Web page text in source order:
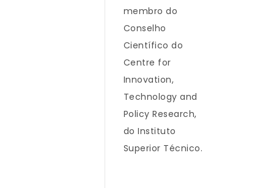
membro do
Conselho
Científico do
Centre for
Innovation,
Technology and
Policy Research,
do Instituto
Superior Técnico.